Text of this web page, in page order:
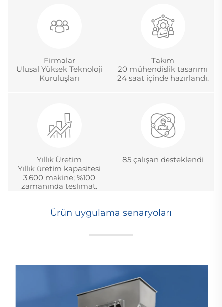
Firmalar
Ulusal Yüksek Teknoloji
Kuruluşları
Takım
20 mühendislik tasarımı
24 saat içinde hazırlandı.
Yıllık Üretim
Yıllık üretim kapasitesi
3.600 makine; %100
zamanında teslimat.
85 çalışan desteklendi
Ürün uygulama senaryoları